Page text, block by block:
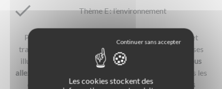
Thème E : l’environnement
Pour chaque thème, plusieurs sujets sont abordés et
traités pour la plupart sur 2 pages, avec de nombreuses
illustrations et 2 modes de lecture possibles.
Soit vous
allez à l’essentiel
grâce aux informations figurant dans les
encadrés de couleur,soit vous approfondissez vos
Les cookies stockent des